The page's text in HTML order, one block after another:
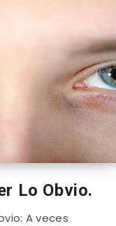
Lo Obvio.
A veces